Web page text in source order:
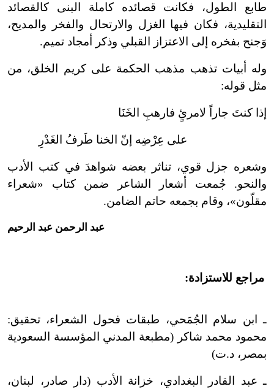
طابع الطول، فكانت قصائده كاملة البنى كالقصائد
التقليدية، فكان فيها الغزل والارتحال والفخر والمديح،
وَجنح بفخره إلى الاعتزاز القبلي وذكر أمجاد تميم.
وله أبيات تذهب مذهب الحكمة على كريم الخلق، من
مثل قوله:
إذا كنتَ جاراً لامرئٍ فارهبِ الخَنَا
على عِرْضِه إنّ الخنا طَرفُ الغَدْرِ
وشعره جزل قوي، تناثر بعضه شواهدَ في كتب الأدب
والنحو. جُمعت أشعار الشاعر ضمن كتاب «شعراء
مقلّون»، وقام بجمعه حاتم الضامن.
عبد الرحمن عبد الرحيم
مراجع للاستزادة:
ـ ابن سلام الجُمَحي، طبقات فحول الشعراء، تحقيق:
محمود محمد شاكر (مطبعة المدني المؤسسة السعودية
بمصر، د.ت)
ـ عبد القادر البغدادي، خزانة الأدب (دار صادر، لبنان،